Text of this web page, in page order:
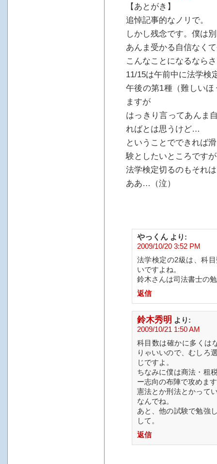
【あとがき】
追悼記事的なノリで。
しかし残念です。僕は
あんま受かる自信なく
こんなことになるなら
11/15は午前中に法学検
午後の第1種（難しい
ますが
はっきり言ってあんま
ればとは思うけど…
ということでできれば
験としたいところです
法学検定切るのもそれ
ああ…（泣）
やっくん より:
2009/10/20 3:52 PM
法学検定の2級は、科
いですよね。
鈴木さんは司法書士の
返信
鈴木秀明 より:
2009/10/21 1:50 AM
科目数は確かに多くは
りゃいいので、むしろ
じですよ。
ちなみに僕は商法・租
ー志向の布陣で攻めま
憲法とか刑法とかって
なんでね。
あと、他の試験で勉強
して。
返信